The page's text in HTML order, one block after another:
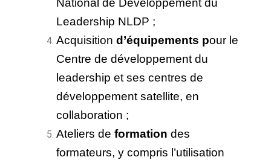
National de Développement du
Leadership NLDP ;
Acquisition d’équipements pour le
Centre de développement du
leadership et ses centres de
développement satellite, en
collaboration ;
Ateliers de formation des
formateurs, y compris l’utilisation